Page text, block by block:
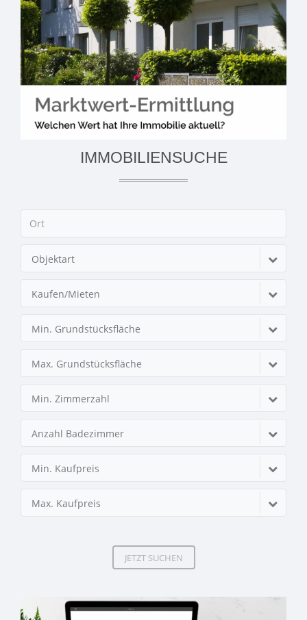
IMMOBILIENSUCHE
Objektart
Kaufen/Mieten
Min. Grundstücksfläche
Max. Grundstücksfläche
Min. Zimmerzahl
Anzahl Badezimmer
Min. Kaufpreis
Max. Kaufpreis
JETZT SUCHEN